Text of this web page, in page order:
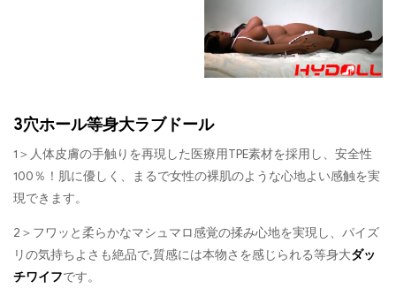
3穴ホール等身大ラブドール
1＞人体皮膚の手触りを再現した医療用TPE素材を採用し、安全性
100％！肌に優しく、まるで女性の裸肌のような心地よい感触を実
現できます。
2＞フワッと柔らかなマシュマロ感覚の揉み心地を実現し、パイズ
リの気持ちよさも絶品で,質感には本物さを感じられる等身大ダッ
チワイフです。